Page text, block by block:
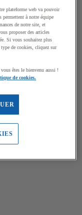
plateforme web va pouvoir
permettent à notre équipe
de notre site, et
proposer des articles
Si vous souhaitez plus
de cookies, cliquez sur
êtes le bienvenu aussi !
de cookies.